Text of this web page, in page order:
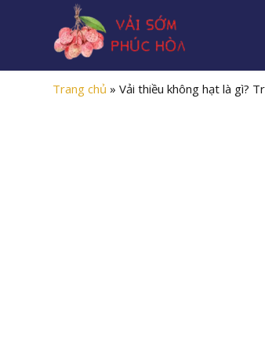
Trang chủ » Vải thiều không hạt là gì?